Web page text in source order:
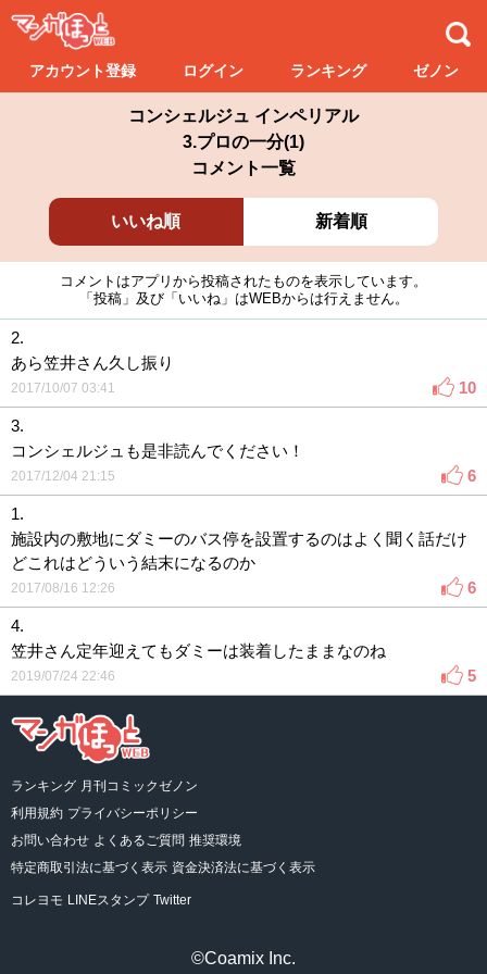
アカウント登録 ログイン ランキング ゼノン
コンシェルジュ インペリアル
3.プロの一分(1)
コメント一覧
いいね順 新着順
コメントはアプリから投稿されたものを表示しています。
「投稿」及び「いいね」はWEBからは行えません。
2.
あら笠井さん久し振り
2017/10/07 03:41 10
3.
コンシェルジュも是非読んでください！
2017/12/04 21:15 6
1.
施設内の敷地にダミーのバス停を設置するのはよく聞く話だけ
どこれはどういう結末になるのか
2017/08/16 12:26 6
4.
笠井さん定年迎えてもダミーは装着したままなのね
2019/07/24 22:46 5
ランキング 月刊コミックゼノン
利用規約 プライバシーポリシー
お問い合わせ よくあるご質問 推奨環境
特定商取引法に基づく表示 資金決済法に基づく表示
コレヨモ LINEスタンプ Twitter
©Coamix Inc.